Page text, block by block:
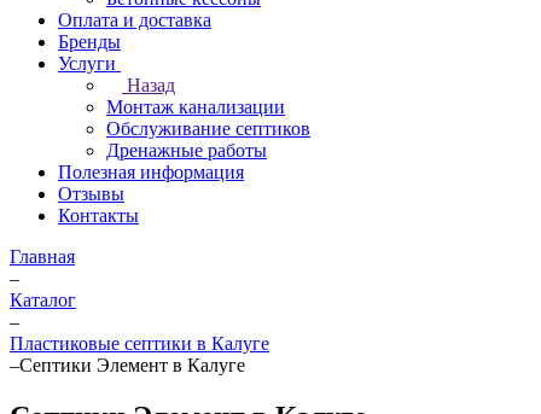
Оплата и доставка
Бренды
Услуги
Назад
Монтаж канализации
Обслуживание септиков
Дренажные работы
Полезная информация
Отзывы
Контакты
Главная
–
Каталог
–
Пластиковые септики в Калуге
–Септики Элемент в Калуге